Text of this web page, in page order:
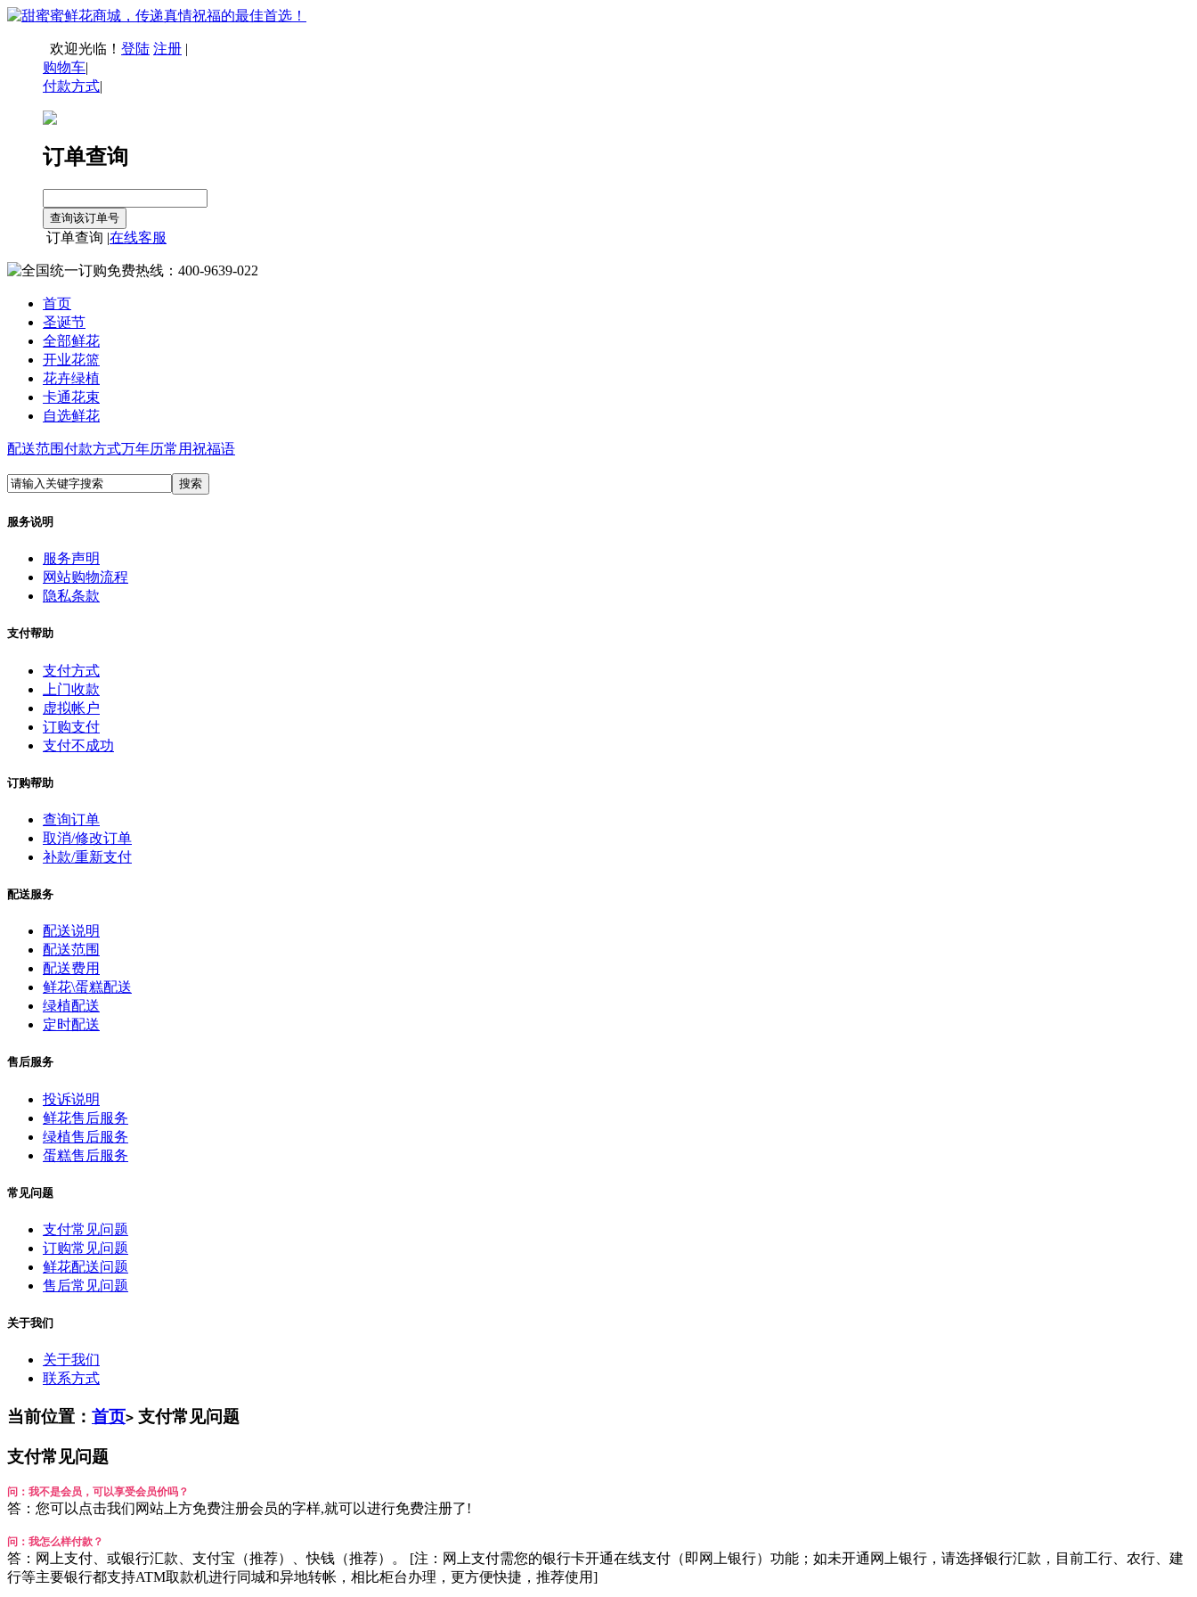
欢迎光临！ 登陆 注册 |
购物车|
付款方式|
订单查询
订单查询 |在线客服
首页
圣诞节
全部鲜花
开业花篮
花卉绿植
卡通花束
自选鲜花
配送范围付款方式万年历常用祝福语
服务说明
服务声明
网站购物流程
隐私条款
支付帮助
支付方式
上门收款
虚拟帐户
订购支付
支付不成功
订购帮助
查询订单
取消/修改订单
补款/重新支付
配送服务
配送说明
配送范围
配送费用
鲜花\蛋糕配送
绿植配送
定时配送
售后服务
投诉说明
鲜花售后服务
绿植售后服务
蛋糕售后服务
常见问题
支付常见问题
订购常见问题
鲜花配送问题
售后常见问题
关于我们
关于我们
联系方式
当前位置： 首页> 支付常见问题
支付常见问题
问：我不是会员，可以享受会员价吗？
答：您可以点击我们网站上方免费注册会员的字样,就可以进行免费注册了!
问：我怎么样付款？
答：网上支付、或银行汇款、支付宝（推荐）、快钱（推荐）。 [注：网上支付需您的银行卡开通在线支付（即网上银行）功能；如未开通网上银行，请选择银行汇款，目前工行、农行、建
行等主要银行都支持ATM取款机进行同城和异地转帐，相比柜台办理，更方便快捷，推荐使用]